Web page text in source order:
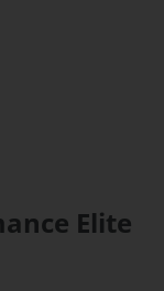
Elite